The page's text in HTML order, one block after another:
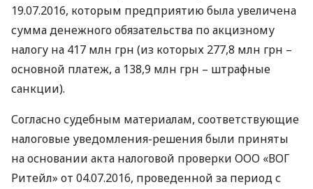
19.07.2016, которым предприятию была увеличена
сумма денежного обязательства по акцизному
налогу на 417 млн ​​грн (из которых 277,8 млн грн –
основной платеж, а 138,9 млн грн – штрафные
санкции).
Согласно судебным материалам, соответствующие
налоговые уведомления-решения были приняты
на основании акта налоговой проверки ООО «ВОГ
Ритейл» от 04.07.2016, проведенной за период с